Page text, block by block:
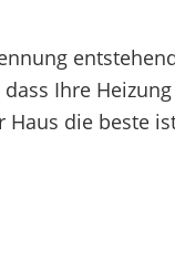
Ihre
Haus die beste